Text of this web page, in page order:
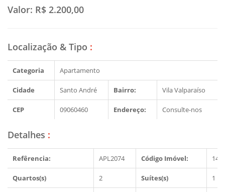
Valor: R$ 2.200,00
Localização & Tipo :
Categoria Apartamento
Cidade Santo André Bairro: Vila Valparaíso
CEP 09060460 Endereço: Consulte-nos
Detalhes :
Refêrencia: APL2074 Código Imóvel:
Quartos(s) 2 Suítes(s) 1